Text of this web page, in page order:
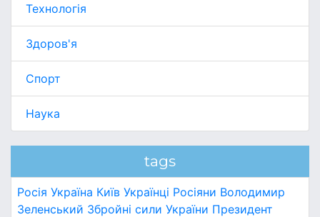
Технологія
Здоров'я
Спорт
Наука
tags
Росія Україна Київ Українці Росіяни Володимир
Зеленський Збройні сили України Президент